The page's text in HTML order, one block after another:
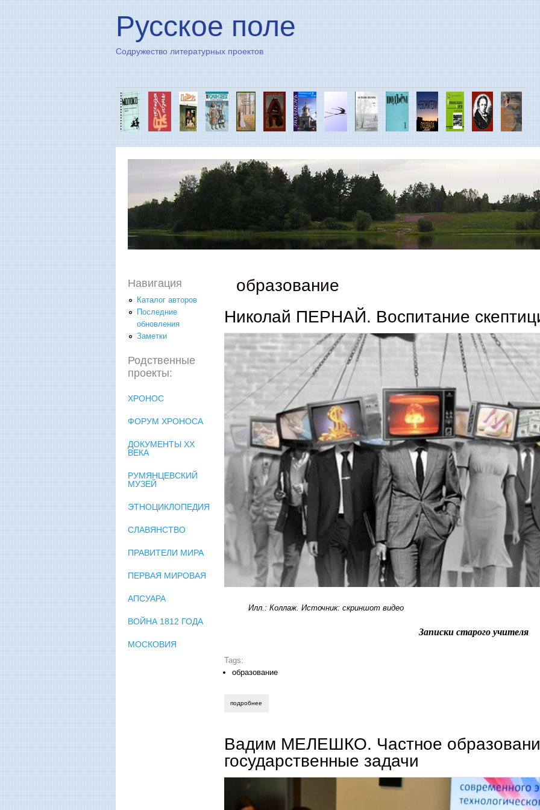
Русское поле
Содружество литературных проектов
образование
Николай ПЕРНАЙ. Воспитание
Илл.: Коллаж. Источник: скриншот видео
Записки старого учителя
Tags:
образование
подробнее
Вадим МЕЛЕШКО. Частное
государственные задачи
Навигация
Каталог авторов
Последние
обновления
Заметки
Родственные
проекты:
ХРОНОС
ФОРУМ ХРОНОСА
ДОКУМЕНТЫ XX
ВЕКА
РУМЯНЦЕВСКИЙ
МУЗЕЙ
ЭТНОЦИКЛОПЕДИЯ
СЛАВЯНСТВО
ПРАВИТЕЛИ МИРА
ПЕРВАЯ МИРОВАЯ
АПСУАРА
ВОЙНА 1812 ГОДА
МОСКОВИЯ